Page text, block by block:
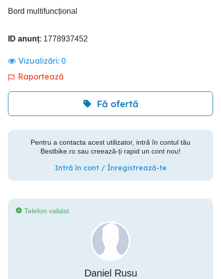
Bord multifuncțional
ID anunț: 1778937452
Vizualizări: 0
Raportează
Fă ofertă
Pentru a contacta acest utilizator, intră în contul tău
Bestbike.ro sau creează-ți rapid un cont nou!
Intră în cont / Înregistrează-te
Telefon validat
Daniel Rusu